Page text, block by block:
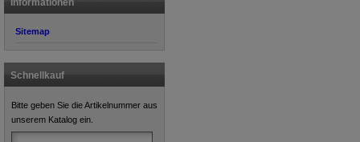
Informationen
Sitemap
Schnellkauf
Bitte geben Sie die Artikelnummer aus
unserem Katalog ein.